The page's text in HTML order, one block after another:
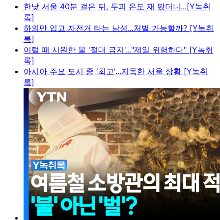
한낮 서울 40분 걸은 뒤, 두피 온도 재 봤더니...[Y녹취
록]
하의만 입고 자전거 타는 남성...처벌 가능할까? [Y녹취
록]
이럴 때 시원한 물 '절대 금지'..."제일 위험하다" [Y녹취
록]
아시아 주요 도시 중 '최고'...지독한 서울 상황 [Y녹취
록]